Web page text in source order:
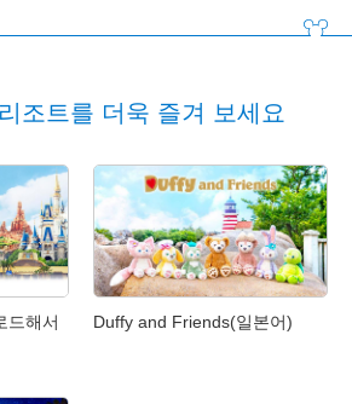
조트를 더욱 즐겨 보세요
드해서
Duffy and Friends(일본어)